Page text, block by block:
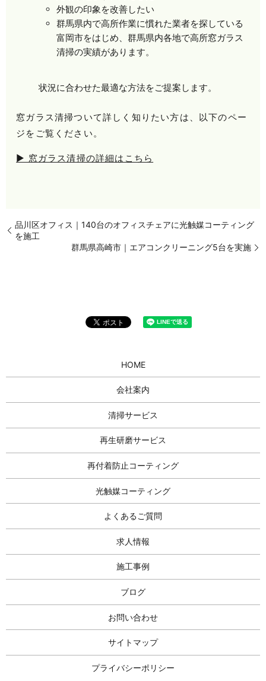
外観の印象を改善したい
群馬県内で高所作業に慣れた業者を探している
富岡市をはじめ、群馬県内各地で高所窓ガラス
清掃の実績があります。
状況に合わせた最適な方法をご提案します。
窓ガラス清掃ついて詳しく知りたい方は、以下のペー
ジをご覧ください。
▶ 窓ガラス清掃の詳細はこちら
品川区オフィス｜140台のオフィスチェアに光触媒コーティング
を施工
群馬県高崎市｜エアコンクリーニング5台を実施
HOME
会社案内
清掃サービス
再生研磨サービス
再付着防止コーティング
光触媒コーティング
よくあるご質問
求人情報
施工事例
ブログ
お問い合わせ
サイトマップ
プライバシーポリシー